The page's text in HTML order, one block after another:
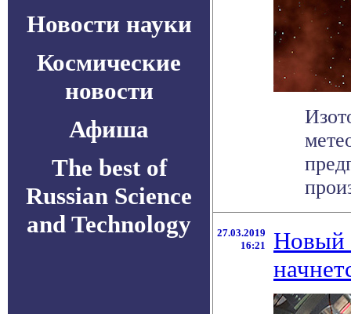
Новости науки
Космические
новости
Афиша
The best of
Russian Science
and Technology
27.03.2019
16:21
Новый